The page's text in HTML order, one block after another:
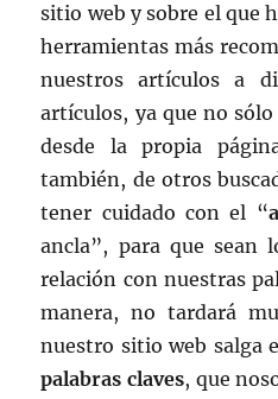
sitio web y sobre el que
herramientas más
nuestros artículos a
artículos, ya que no
desde la propia
también, de otros
tener cuidado con el “
ancla”, para que sean
relación con nuestras
manera, no tardará
nuestro sitio web salga
palabras claves, que